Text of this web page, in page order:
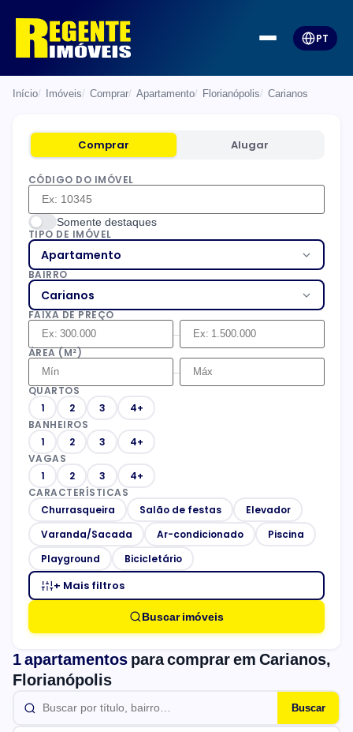
PT
Início Imóveis Comprar Apartamento Florianópolis Carianos
Comprar Alugar
CÓDIGO DO IMÓVEL
Somente destaques
TIPO DE IMÓVEL
Apartamento
BAIRRO
Carianos
FAIXA DE PREÇO
–
ÁREA (M²)
–
QUARTOS
1
2 3
4+
BANHEIROS
1
2 3
4+
VAGAS
1
2 3
4+
CARACTERÍSTICAS
Churrasqueira
Salão de festas
Elevador
Varanda/Sacada
Ar-condicionado
Piscina
Playground
Bicicletário
+ Mais filtros
Buscar imóveis
1 apartamentospara comprar em Carianos,
Florianópolis
Buscar